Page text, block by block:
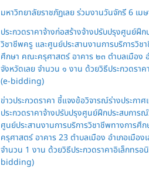
มหาวิทยาลัยราชภัฏเลย ร่วมงานวันจักรี 6 เม
ประกวดราคาจ้างก่อสร้างจ้างปรับปรุงศูนย์ฝึ
วิชาชีพครู และศูนย์ประสานงานการบริการวิช
ศึกษา คณะครุศาสตร์ อาคาร ๒๓ ตำบลเมือง อ
จังหวัดเลย จำนวน ๑ งาน ด้วยวิธีประกวดรา
(e-bidding)
ข่าวประกวดราคา ชี้แจงข้อวิจารณ์ร่างประกาศ
ประกวดราคาจ้างปรับปรุงศูนย์ฝึกประสบการ
ศูนย์ประสานงานการบริการวิชาชีพทางการศึ
ครุศาสตร์ อาคาร 23 ตำบลเมือง อำเภอเมือง
จำนวน 1 งาน ด้วยวิธีประกวดราคาอิเล็กทรอ
bidding)